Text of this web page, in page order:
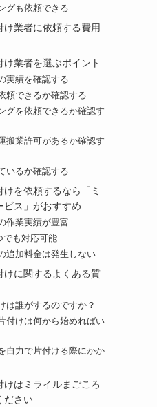
グも依頼できる
業者に依頼する費用
業者を選ぶポイント
実績を確認する
頼できるか確認する
グを依頼できるか確認す
搬業許可があるか確認す
いるか確認する
を依頼するなら「ミ
ビス」がおすすめ
作業実績が豊富
でも対応可能
追加料金は発生しない
に関するよくある質
は誰がするのですか？
付けは何から始めればい
自力で片付ける際にかか
はミライルまごころ
ださい